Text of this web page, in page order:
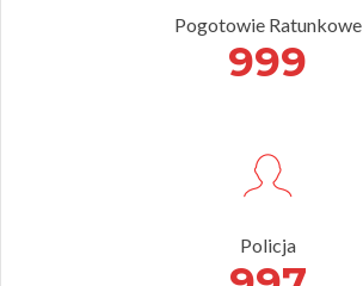
Pogotowie Ratunkowe
999
Policja